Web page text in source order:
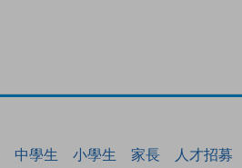
中學生 小學生 家長 人才招募